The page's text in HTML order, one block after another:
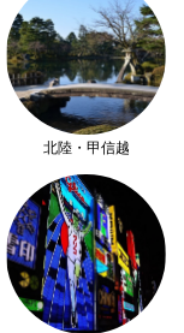
北陸・甲信越